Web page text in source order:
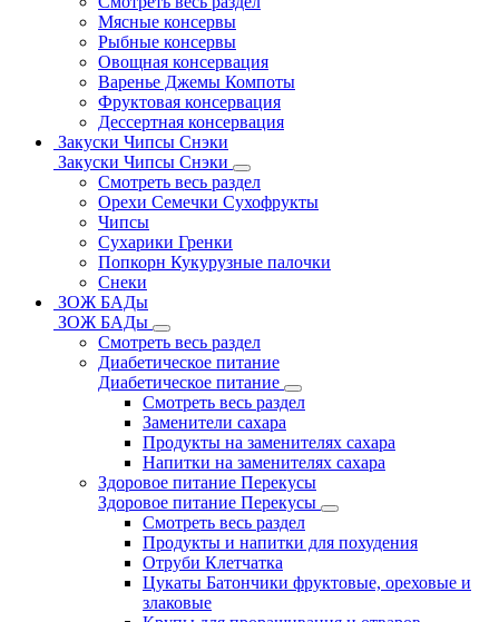
Мясные консервы
Рыбные консервы
Овощная консервация
Варенье Джемы Компоты
Фруктовая консервация
Дессертная консервация
Закуски Чипсы Снэки
Закуски Чипсы Снэки
Смотреть весь раздел
Орехи Семечки Сухофрукты
Чипсы
Сухарики Гренки
Попкорн Кукурузные палочки
Снеки
ЗОЖ БАДы
ЗОЖ БАДы
Смотреть весь раздел
Диабетическое питание
Диабетическое питание
Смотреть весь раздел
Заменители сахара
Продукты на заменителях сахара
Напитки на заменителях сахара
Здоровое питание Перекусы
Здоровое питание Перекусы
Смотреть весь раздел
Продукты и напитки для похудения
Отруби Клетчатка
Цукаты Батончики фруктовые, ореховые и
злаковые